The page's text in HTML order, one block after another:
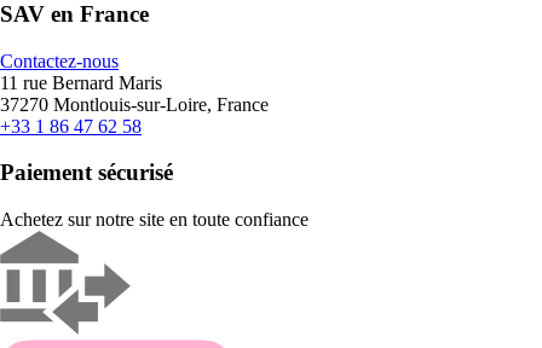
SAV en France
Contactez-nous
11 rue Bernard Maris
37270 Montlouis-sur-Loire, France
+33 1 86 47 62 58
Paiement sécurisé
Achetez sur notre site en toute confiance